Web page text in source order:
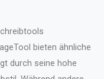
bieten ähnliche
durch seine hohe